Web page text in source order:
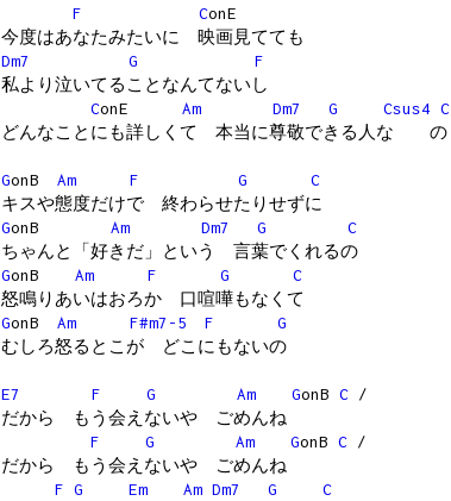
F
ConE
今度はあなたみたいに 映画見てても
Dm7
G
F
私より泣いてることなんてないし
ConE Am Dm7 G Csus4 C
どんなことにも詳しくて 本当に尊敬できる人な の
GonB Am F G
C
キスや態度だけで 終わらせたりせずに
GonB Am Dm7 G
C
ちゃんと「好きだ」という 言葉でくれるの
GonB Am F G
C
怒鳴りあいはおろか 口喧嘩もなくて
GonB Am F#m7-5 F
G
むしろ怒るとこが どこにもないの
E7 F G Am GonB C /
だから もう会えないや ごめんね
F
G Am GonB C /
だから もう会えないや ごめんね
F G Em Am Dm7 G
C